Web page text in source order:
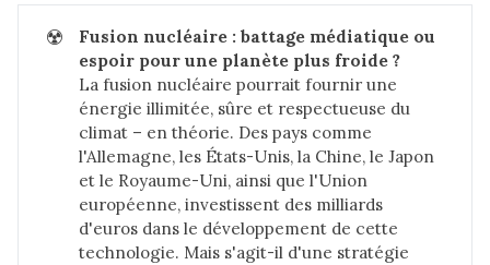
☢️
Fusion nucléaire : battage médiatique ou
espoir pour une planète plus froide ?
La fusion nucléaire pourrait fournir une
énergie illimitée, sûre et respectueuse du
climat – en théorie. Des pays comme
l'Allemagne, les États-Unis, la Chine, le Japon
et le Royaume-Uni, ainsi que l'Union
européenne, investissent des milliards
d'euros dans le développement de cette
technologie. Mais s'agit-il d'une stratégie